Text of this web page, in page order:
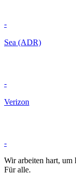
-
Sea (ADR)
-
Verizon
-
Wir arbeiten hart, um
Für alle.